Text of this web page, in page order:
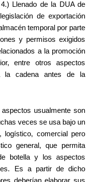
Llenado de la DUA de
de exportación
temporal por parte
y permisos exigidos
a la promoción
entre otros aspectos
la cadena antes de la
usualmente son
veces se usa bajo un
logístico, comercial pero
general, que permita
botella y los aspectos
Es a partir de dicho